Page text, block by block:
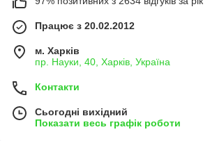
Працює з 20.02.2012
м. Харків
пр. Науки, 40, Харків, Україна
Контакти
Сьогодні вихідний
Показати весь графік роботи